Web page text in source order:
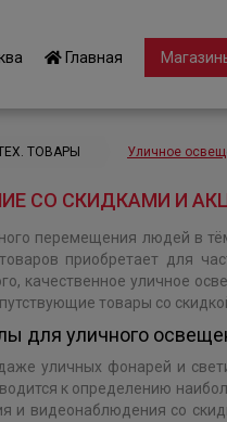
Главная
ТОВАРЫ Уличное
СО СКИДКАМИ И
перемещения людей в
приобретает для
качественное уличное
товары со
для уличного
уличных фонарей и
к определению
и видеонаблюдения со